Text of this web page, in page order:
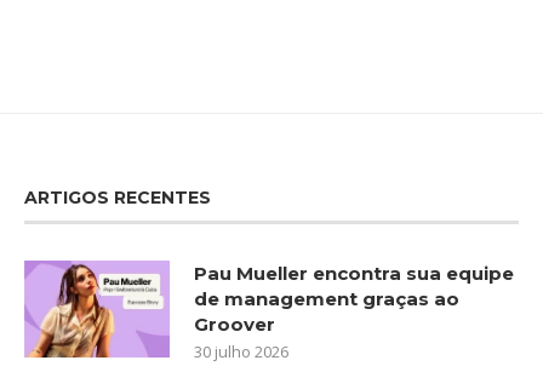
ARTIGOS RECENTES
Pau Mueller encontra sua equipe
de management graças ao
Groover
30 julho 2026